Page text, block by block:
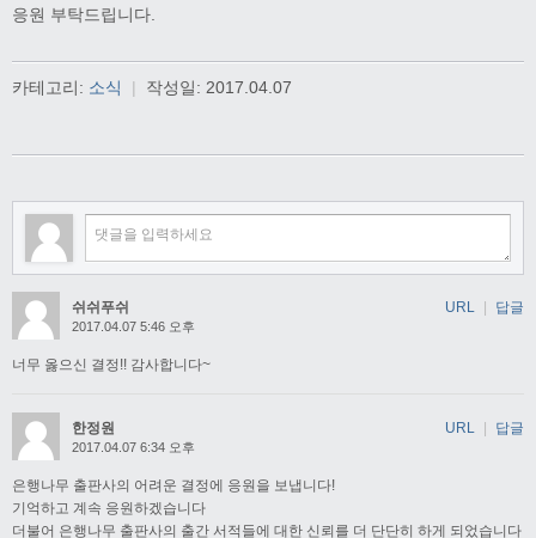
응원 부탁드립니다.
카테고리: 소식 | 작성일: 2017.04.07
쉬쉬푸쉬
2017.04.07 5:46 오후
너무 옳으신 결정!! 감사합니다~
URL | 답글
한정원
2017.04.07 6:34 오후
은행나무 출판사의 어려운 결정에 응원을 보냅니다!
기억하고 계속 응원하겠습니다
더불어 은행나무 출판사의 출간 서적들에 대한 신뢰를 더 단단히 하게 되었습니다
URL | 답글